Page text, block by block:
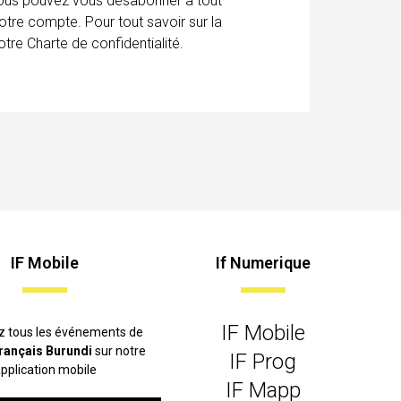
compte. Pour tout savoir sur la
Charte de confidentialité.
IF Mobile
tous les événements de
Burundisur notre
mobile
If Numerique
IF Mobile
IF Prog
IF Mapp